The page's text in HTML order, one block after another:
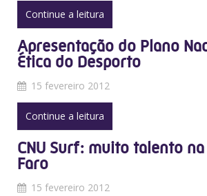
Continue a leitura
Apresentação do Plano
Ética do Desporto
15 fevereiro 2012
Continue a leitura
CNU Surf: muito talento
Faro
15 fevereiro 2012